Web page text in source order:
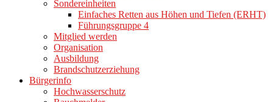
Sondereinheiten
Einfaches Retten aus Höhen und Tiefen (ERHT)
Führungsgruppe 4
Mitglied werden
Organisation
Ausbildung
Brandschutzerziehung
Bürgerinfo
Hochwasserschutz